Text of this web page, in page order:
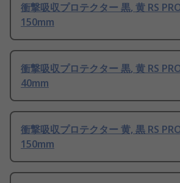
衝撃吸収プロテクター 黒, 黄 RS
150mm
衝撃吸収プロテクター 黒, 黄 RS
40mm
衝撃吸収プロテクター 黄, 黒 RS
150mm